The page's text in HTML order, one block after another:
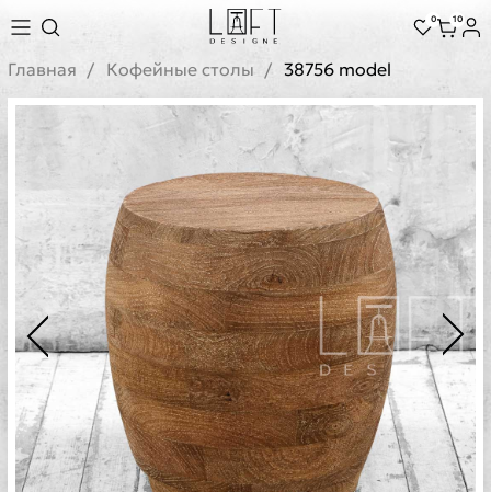
0 10
Главная Кофейные столы 38756 model